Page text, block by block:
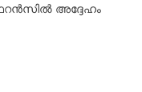
അദ്ദേഹം